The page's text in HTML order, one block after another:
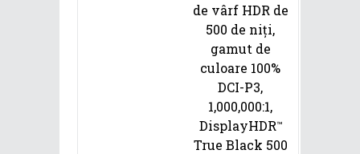
de vârf HDR de
500 de niți,
gamut de
culoare 100%
DCI-P3,
1,000,000:1,
DisplayHDR™
True Black 500